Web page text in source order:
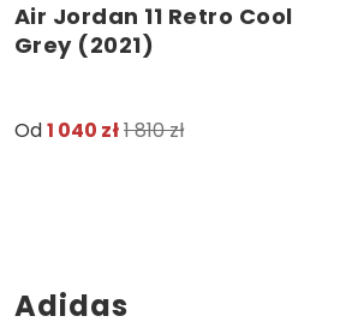
Air Jordan 11 Retro Cool
Grey (2021)
Od1 040 zł1 810 zł
Adidas